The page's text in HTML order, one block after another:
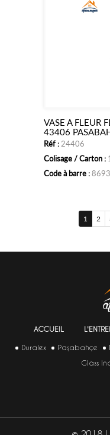
panier
VASE A FLEUR
43406
Réf : 24406
Colisage / Carton :
Code à barre :
1 2
ACCUEIL
Duralex Paşabahçe
Glass